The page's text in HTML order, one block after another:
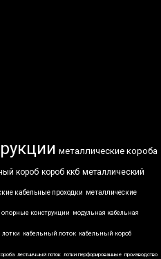
металлические короба
короб короб ккб металлический
кабельные проходки металлические
опорные конструкции модульная кабельная
лотки кабельный лоток кабельный короб
лестничный лоток лотки перфорированные производство